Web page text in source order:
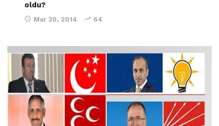
oldu?
Mar 30, 2014 64